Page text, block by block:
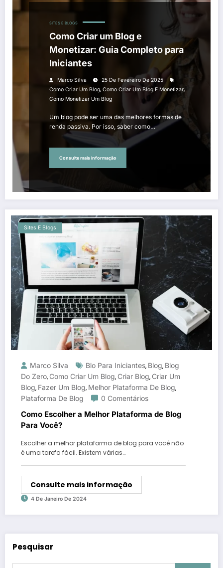
SITES E BLOGS
Como Criar um Blog e
Monetizar: Guia Completo para
Iniciantes
Marco Silva
25 De Fevereiro De 2025
Como Criar Um Blog, Como Criar Um Blog E Monetizar,
Como Monetizar Um Blog
Um blog pode ser uma das melhores formas de
renda passiva. Por isso, saber como…
Consulte mais informação
Sites E Blogs
Marco Silva Blo Para Iniciantes, Blog, Blog
Do Zero, Como Criar Um Blog, Criar Blog, Criar Um
Blog, Fazer Um Blog, Melhor Plataforma De Blog,
Plataforma De Blog
0 Comentários
Como Escolher a Melhor Plataforma de Blog
Para Você?
Escolher a melhor plataforma de blog para você não
é uma tarefa fácil. Existem várias…
Consulte mais informação
4 De Janeiro De 2024
Pesquisar